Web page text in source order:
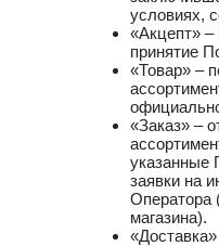
условиях,
«Акцепт» –
принятие
«Товар» –
«Заказ» –
указанные
заявки на
Оператора
магазина).